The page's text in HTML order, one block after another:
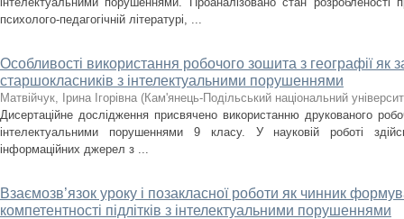
психолого-педагогічній літературі, ...
Особливості використання робочого зошита з географії як
старшокласників з інтелектуальними порушеннями
Матвійчук, Ірина Ігорівна (Кам'янець-Подільський національний
Дисертаційне дослідження присвячено використанню друкованого
інтелектуальними порушеннями 9 класу. У науковій роботі
інформаційних джерел з ...
Взаємозв’язок уроку і позакласної роботи як чинник
компетентності підлітків з інтелектуальними порушеннями